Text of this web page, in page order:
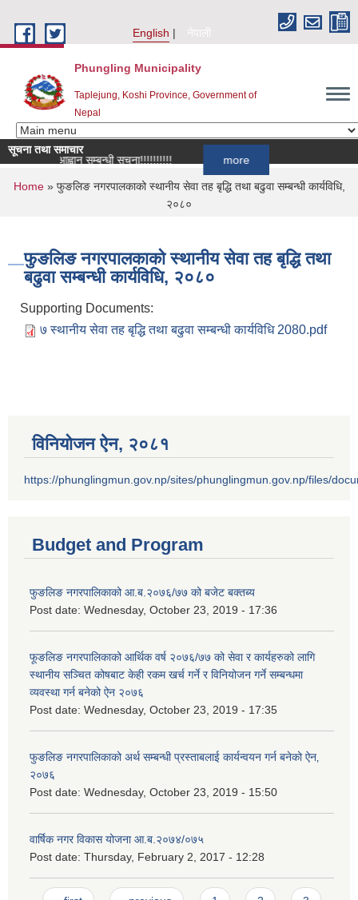
English
नेपाली
Phungling Municipality
Taplejung, Koshi Province, Government of
Nepal
सूचना तथा समाचार
दर्ता आह्वान सम्बन्धी सूचना!!!!!!!!!!
You are here
Home» फुङलिङ नगरपालकाको स्थानीय सेवा तह बृद्धि तथा बढुवा सम्बन्धी कार्यविधि,
२०८०
फुङलिङ नगरपालकाको स्थानीय सेवा तह बृद्धि तथा
बढुवा सम्बन्धी कार्यविधि, २०८०
Supporting Documents:
७ स्थानीय सेवा तह बृद्धि तथा बढुवा सम्बन्धी कार्यविधि 2080.pdf
विनियोजन ऐन‚ २०८१
https://phunglingmun.gov.np/sites/phunglingmun.gov.np/files/
Budget and Program
फुङलिङ नगरपालिकाको आ.ब.२०७६/७७ को बजेट बक्तब्य
Post date: Wednesday, October 23, 2019 - 17:36
फूङलिङ नगरपालिकाको आर्थिक वर्ष २०७६/७७ को सेवा र कार्यहरुको लागि
स्थानीय सञ्चित कोषबाट केही रकम खर्च गर्ने र विनियोजन गर्ने सम्बन्धमा
व्यवस्था गर्न बनेको ऐन २०७६
Post date: Wednesday, October 23, 2019 - 17:35
फुङलिङ नगरपालिकाको अर्थ सम्बन्धी प्रस्ताबलाई कार्यन्वयन गर्न बनेको ऐन‚
२०७६
Post date: Wednesday, October 23, 2019 - 15:50
वार्षिक नगर विकास योजना आ.ब.२०७४/०७५
Post date: Thursday, February 2, 2017 - 12:28